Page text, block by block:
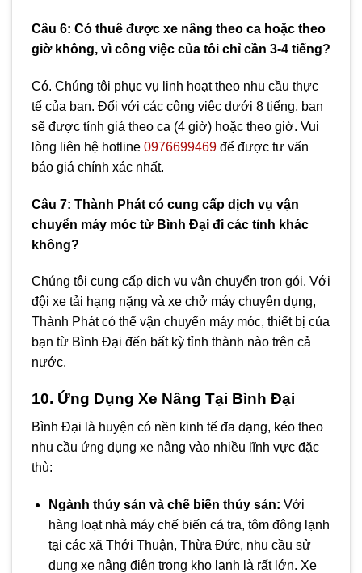
Câu 6: Có thuê được xe nâng theo ca hoặc theo
giờ không, vì công việc của tôi chỉ cần 3-4 tiếng?
Có. Chúng tôi phục vụ linh hoạt theo nhu cầu thực
tế của bạn. Đối với các công việc dưới 8 tiếng, bạn
sẽ được tính giá theo ca (4 giờ) hoặc theo giờ. Vui
lòng liên hệ hotline 0976699469 để được tư vấn
báo giá chính xác nhất.
Câu 7: Thành Phát có cung cấp dịch vụ vận
chuyển máy móc từ Bình Đại đi các tỉnh khác
không?
Chúng tôi cung cấp dịch vụ vận chuyển trọn gói. Với
đội xe tải hạng nặng và xe chở máy chuyên dụng,
Thành Phát có thể vận chuyển máy móc, thiết bị của
bạn từ Bình Đại đến bất kỳ tỉnh thành nào trên cả
nước.
10. Ứng Dụng Xe Nâng Tại Bình Đại
Bình Đại là huyện có nền kinh tế đa dạng, kéo theo
nhu cầu ứng dụng xe nâng vào nhiều lĩnh vực đặc
thù:
Ngành thủy sản và chế biến thủy sản: Với
hàng loạt nhà máy chế biến cá tra, tôm đông lạnh
tại các xã Thới Thuận, Thừa Đức, nhu cầu sử
dụng xe nâng điện trong kho lạnh là rất lớn. Xe